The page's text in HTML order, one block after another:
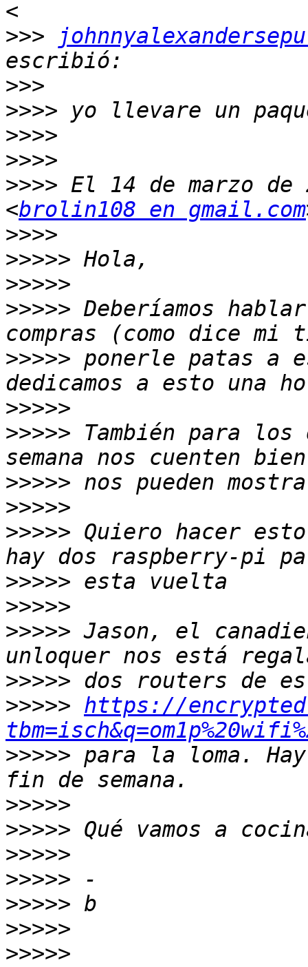
>>>
>>>
>>>>
>>>>
>>>>
>>>> El 14 de marzo
<brolin108 en gmail.com
>>>>
>>>>>
>>>>>
>>>>> Deberíamos
>>>>> ponerle patas a
>>>>>
>>>>> También para
>>>>>
>>>>>
>>>>> Quiero hacer
>>>>>
>>>>>
>>>>> Jason, el
>>>>>
>>>>> https://
>>>>> para la loma.
>>>>>
>>>>>
>>>>>
>>>>>
>>>>>
>>>>>
>>>>>